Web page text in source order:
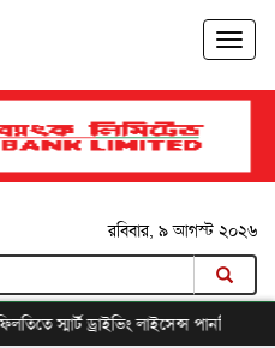
রবিবার, ৯ আগস্ট ২০২৬
লাইসেন্স পাননি ১৮ লাখ গ্রাহক